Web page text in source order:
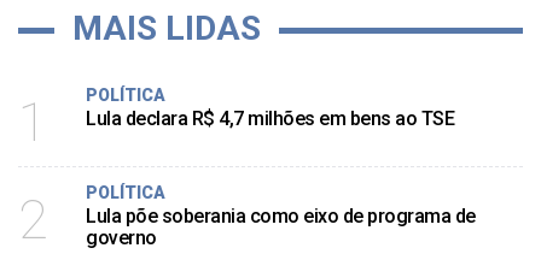
MAIS LIDAS
1 POLÍTICA
Lula declara R$ 4,7 milhões em bens ao TSE
2 POLÍTICA
Lula põe soberania como eixo de programa de
governo